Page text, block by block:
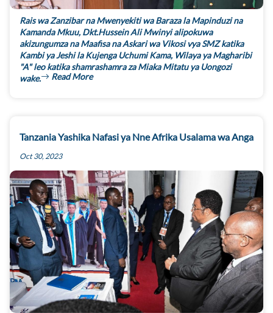
Rais wa Zanzibar na Mwenyekiti wa Baraza la Mapinduzi na
Kamanda Mkuu, Dkt.Hussein Ali Mwinyi alipokuwa
akizungumza na Maafisa na Askari wa Vikosi vya SMZ katika
Kambi ya Jeshi la Kujenga Uchumi Kama, Wilaya ya Magharibi
"A" leo katika shamrashamra za Miaka Mitatu ya Uongozi
wake.
Read More
Tanzania Yashika Nafasi ya Nne Afrika Usalama wa Anga
Oct 30, 2023